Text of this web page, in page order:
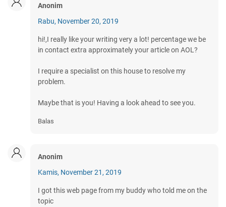
Anonim
Rabu, November 20, 2019
hi!,I really like your writing very a lot! percentage we be
in contact extra approximately your article on AOL?
I require a specialist on this house to resolve my
problem.
Maybe that is you! Having a look ahead to see you.
Balas
Anonim
Kamis, November 21, 2019
I got this web page from my buddy who told me on the
topic